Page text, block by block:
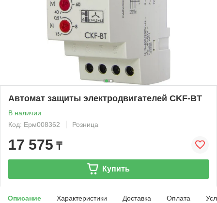
Автомат защиты электродвигателей CKF-BT
В наличии
Код: Ерм008362
Розница
17 575 ₸
Купить
Описание Характеристики Доставка Оплата